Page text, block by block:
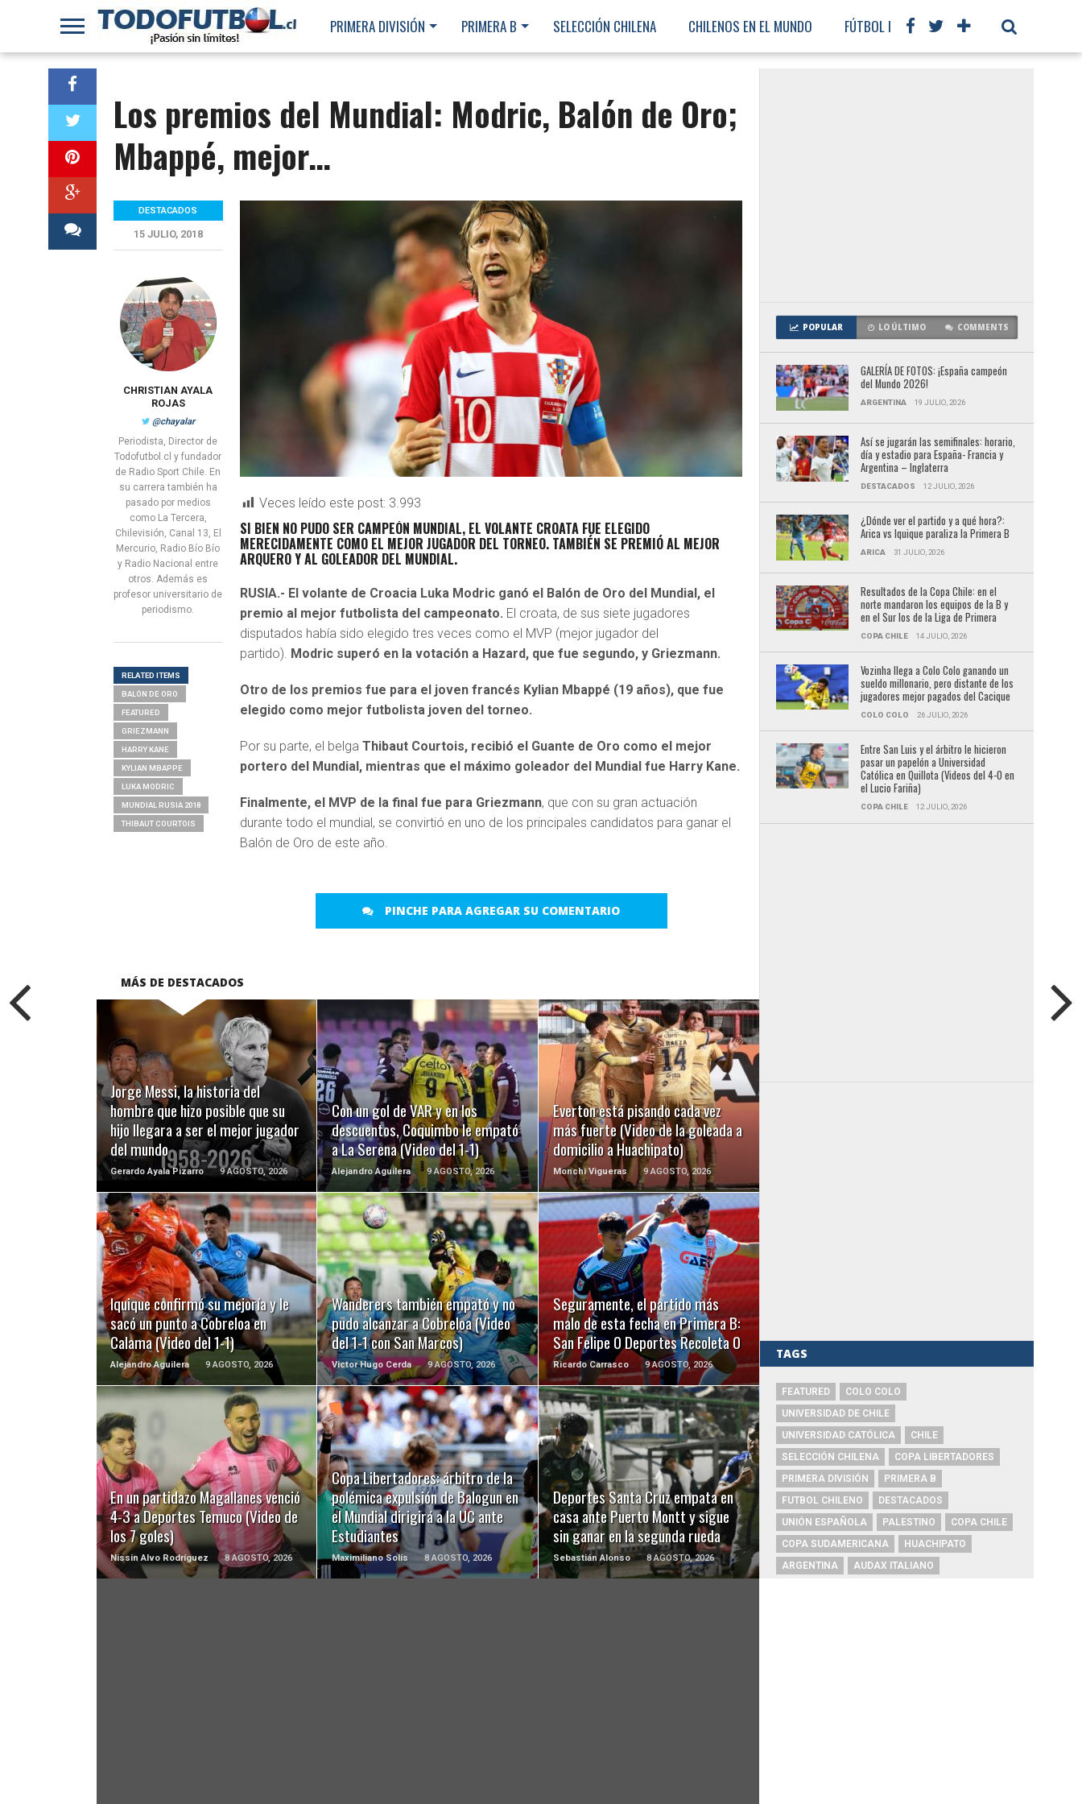
PRIMERA DIVISIÓN PRIMERA B SELECCIÓN CHILENA CHILENOS EN EL MUNDO FÚTBOL INTERNACIONAL
Los premios del Mundial: Modric, Balón de Oro;
Mbappé, mejor…
Veces leído este post: 3.993
SI BIEN NO PUDO SER CAMPEÓN MUNDIAL, EL VOLANTE CROATA FUE ELEGIDO
MERECIDAMENTE COMO EL MEJOR JUGADOR DEL TORNEO. TAMBIÉN SE PREMIÓ AL MEJOR
ARQUERO Y AL GOLEADOR DEL MUNDIAL.
RUSIA.- El volante de Croacia Luka Modric ganó el Balón de Oro del Mundial, el
premio al mejor futbolista del campeonato. El croata, de sus siete jugadores
disputados había sido elegido tres veces como el MVP (mejor jugador del
partido). Modric superó en la votación a Hazard, que fue segundo, y Griezmann.
Otro de los premios fue para el joven francés Kylian Mbappé (19 años), que fue
elegido como mejor futbolista joven del torneo.
Por su parte, el belgaThibaut Courtois, recibió el Guante de Oro como el mejor
portero del Mundial, mientras que el máximo goleador del Mundial fue Harry Kane.
Finalmente, el MVP de la final fue para Griezmann, que con su gran actuación
durante todo el mundial, se convirtió en uno de los principales candidatos para ganar el
Balón de Oro de este año.
PINCHE PARA AGREGAR SU COMENTARIO
DESTACADOS
15 JULIO, 2018
CHRISTIAN AYALA
ROJAS
@chayalar
Periodista, Director de
Todofutbol.cl y fundador
de Radio Sport Chile. En
su carrera también ha
pasado por medios
como La Tercera,
Chilevisión, Canal 13, El
Mercurio, Radio Bío Bío
y Radio Nacional entre
otros. Además es
profesor universitario de
periodismo.
RELATED ITEMS
BALÓN DE ORO
FEATURED
GRIEZMANN
HARRY KANE
KYLIAN MBAPPE
LUKA MODRIC
MUNDIAL RUSIA 2018
THIBAUT COURTOIS
MÁS DE DESTACADOS
Jorge Messi, la historia del
hombre que hizo posible que su
hijo llegara a ser el mejor jugador
del mundo
Gerardo Ayala Pizarro 9 AGOSTO, 2026
LEER MÁS
Con un gol de VAR y en los
descuentos, Coquimbo le empató
a La Serena (Video del 1-1)
Alejandro Aguilera 9 AGOSTO, 2026
LEER MÁS
Everton está pisando cada vez
más fuerte (Video de la goleada a
domicilio a Huachipato)
Monchi Vigueras 9 AGOSTO, 2026
LEER MÁS
Iquique confirmó su mejoría y le
sacó un punto a Cobreloa en
Calama (Video del 1-1)
Alejandro Aguilera 9 AGOSTO, 2026
LEER MÁS
Wanderers también empató y no
pudo alcanzar a Cobreloa (Video
del 1-1 con San Marcos)
Victor Hugo Cerda 9 AGOSTO, 2026
LEER MÁS
Seguramente, el partido más
malo de esta fecha en Primera B:
San Felipe 0 Deportes Recoleta 0
Ricardo Carrasco 9 AGOSTO, 2026
LEER MÁS
En un partidazo Magallanes venció
4-3 a Deportes Temuco (Video de
los 7 goles)
Nissin Alvo Rodríguez 8 AGOSTO, 2026
LEER MÁS
Copa Libertadores: árbitro de la
polémica expulsión de Balogun en
el Mundial dirigirá a la UC ante
Estudiantes
Maximiliano Solís 8 AGOSTO, 2026
LEER MÁS
Deportes Santa Cruz empata en
casa ante Puerto Montt y sigue
sin ganar en la segunda rueda
Sebastián Alonso 8 AGOSTO, 2026
LEER MÁS
POPULAR LO ÚLTIMO COMMENTS
GALERÍA DE FOTOS: ¡España campeón
del Mundo 2026!
ARGENTINA 19 JULIO, 2026
Así se jugarán las semifinales: horario,
día y estadio para España- Francia y
Argentina – Inglaterra
DESTACADOS 12 JULIO, 2026
¿Dónde ver el partido y a qué hora?:
Arica vs Iquique paraliza la Primera B
ARICA 31 JULIO, 2026
Resultados de la Copa Chile: en el
norte mandaron los equipos de la B y
en el Sur los de la Liga de Primera
COPA CHILE 14 JULIO, 2026
Vozinha llega a Colo Colo ganando un
sueldo millonario, pero distante de los
jugadores mejor pagados del Cacique
COLO COLO 26 JULIO, 2026
Entre San Luis y el árbitro le hicieron
pasar un papelón a Universidad
Católica en Quillota (Videos del 4-0 en
el Lucio Fariña)
COPA CHILE 12 JULIO, 2026
TAGS
FEATURED
COLO COLO
UNIVERSIDAD DE CHILE
UNIVERSIDAD CATÓLICA
CHILE
SELECCIÓN CHILENA
COPA LIBERTADORES
PRIMERA DIVISIÓN
PRIMERA B
FUTBOL CHILENO
DESTACADOS
UNIÓN ESPAÑOLA
PALESTINO
COPA CHILE
COPA SUDAMERICANA
HUACHIPATO
ARGENTINA
AUDAX ITALIANO